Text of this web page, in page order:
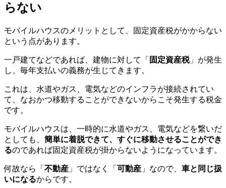
らない
モバイルハウスのメリットとして、固定資産税がかからない
という点があります。
一戸建てなどであれば、建物に対して「 固定資産税」が発生
し、毎年支払いの義務が生じてきます。
これは、水道やガス、電気などのインフラが接続されてい
て、なおかつ移動することができないからこそ発生する税金
です。
モバイルハウスは、一時的に水道やガス、電気などを繋いだ
としても、 簡単に着脱できて、すぐに移動させることができ
るのであれば固定資産税が掛からないようになっています。
何故なら「 不動産 」ではなく「 可動産 」なので、 車と同じ扱
いになるからです。